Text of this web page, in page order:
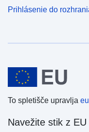
Prihlásenie do
To spletišče upravlja
Navežite stik z EU